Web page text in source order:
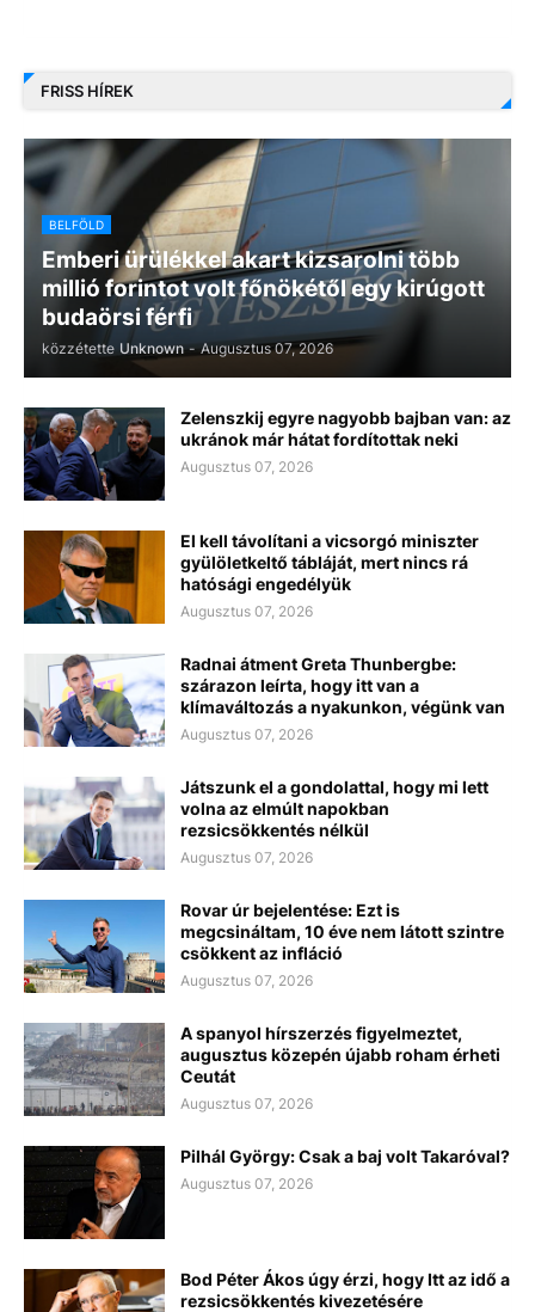
FRISS HÍREK
BELFÖLD
Emberi ürülékkel akart kizsarolni több
millió forintot volt főnökétől egy kirúgott
budaörsi férfi
közzétette Unknown - Augusztus 07, 2026
Zelenszkij egyre nagyobb bajban van: az
ukránok már hátat fordítottak neki
Augusztus 07, 2026
El kell távolítani a vicsorgó miniszter
gyülöletkeltő tábláját, mert nincs rá
hatósági engedélyük
Augusztus 07, 2026
Radnai átment Greta Thunbergbe:
szárazon leírta, hogy itt van a
klímaváltozás a nyakunkon, végünk van
Augusztus 07, 2026
Játszunk el a gondolattal, hogy mi lett
volna az elmúlt napokban
rezsicsökkentés nélkül
Augusztus 07, 2026
Rovar úr bejelentése: Ezt is
megcsináltam, 10 éve nem látott szintre
csökkent az infláció
Augusztus 07, 2026
A spanyol hírszerzés figyelmeztet,
augusztus közepén újabb roham érheti
Ceutát
Augusztus 07, 2026
Pilhál György: Csak a baj volt Takaróval?
Augusztus 07, 2026
Bod Péter Ákos úgy érzi, hogy Itt az idő a
rezsicsökkentés kivezetésére